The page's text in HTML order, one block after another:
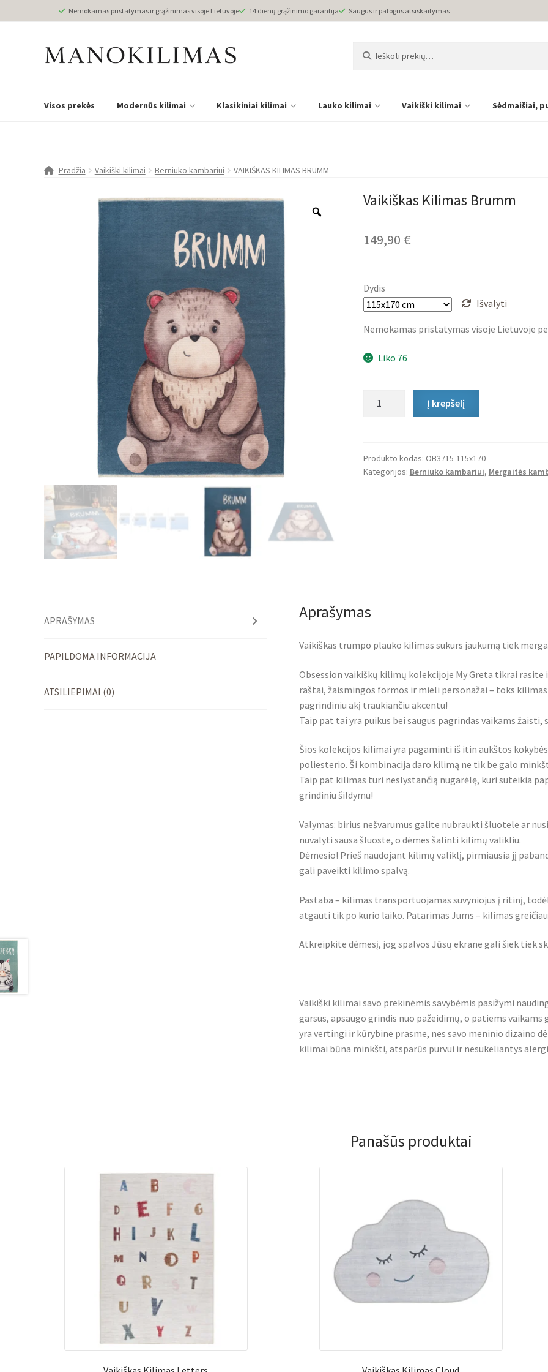
Nemokamas pristatymas ir grąžinimas visoje Lietuvoje 14 dienų grąžinimo garantija Saugus ir patogus atsiskaitymas
Visos prekės Modernūs kilimai Klasikiniai kilimai Lauko kilimai Vaikiški kilimai Sėdmaišiai,
Pradžia Vaikiški kilimai Berniuko kambariui VAIKIŠKAS KILIMAS BRUMM
Vaikiškas Kilimas Brumm
149,90 €
Dydis
Išvalyti
Nemokamas pristatymas visoje Lietuvoje
Liko 76
Brumm
Į krepšelį
Produkto kodas: OB3715-115x170
Kategorijos: Berniuko kambariui, Mergaitės
APRAŠYMAS
PAPILDOMA INFORMACIJA
ATSILIEPIMAI (0)
Aprašymas
Vaikiškas trumpo plauko kilimas sukurs jaukumą tiek
Obsession vaikiškų kilimų kolekcijoje My Greta tikrai
raštai, žaismingos formos ir mieli personažai – toks
pagrindiniu akį traukiančiu akcentu!
Taip pat tai yra puikus bei saugus pagrindas vaikams
Šios kolekcijos kilimai yra pagaminti iš itin aukštos
poliesterio. Ši kombinacija daro kilimą ne tik be galo
Taip pat kilimas turi neslystančią nugarėlę, kuri suteikia
grindiniu šildymu!
Valymas: birius nešvarumus galite nubraukti šluotele ar
nuvalyti sausa šluoste, o dėmes šalinti kilimų valikliu.
Dėmesio! Prieš naudojant kilimų valiklį, pirmiausia jį
gali paveikti kilimo spalvą.
Pastaba – kilimas transportuojamas suvyniojus į ritinį,
atgauti tik po kurio laiko. Patarimas Jums – kilimas
Atkreipkite dėmesį, jog spalvos Jūsų ekrane gali šiek tiek
Vaikiški kilimai savo prekinėmis savybėmis pasižymi
garsus, apsaugo grindis nuo pažeidimų, o patiems
yra vertingi ir kūrybine prasme, nes savo meninio dizaino
kilimai būna minkšti, atsparūs purvui ir nesukeliantys
Panašūs produktai